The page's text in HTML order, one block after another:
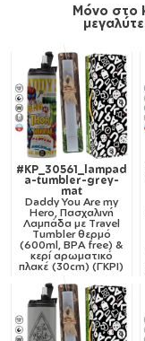
Μόνο στο
#KP_30561_lampad
a-tumbler-grey-
mat
Daddy You Are my
Hero, Πασχαλινή
Λαμπάδα με Travel
Tumbler θερμό
(600ml, BPA free) &
κερί αρωματικό
πλακέ (30cm) (ΓΚΡΙ)